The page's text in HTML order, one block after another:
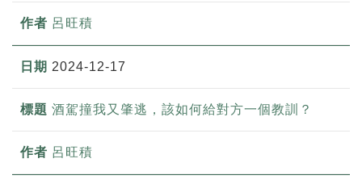
呂旺積
2024-12-17
酒駕撞我又肇逃，該如何給對方一個教訓？
呂旺積